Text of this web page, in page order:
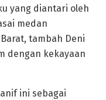
yang diantari oleh
medan
tambah Deni
dengan kekayaan
ini sebagai